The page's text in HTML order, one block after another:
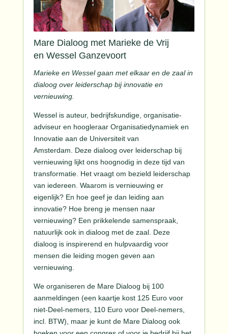
Mare Dialoog met Marieke de Vrij
en Wessel Ganzevoort
Marieke en Wessel gaan met elkaar en de zaal in
dialoog over leiderschap bij innovatie en
vernieuwing.
Wessel is auteur, bedrijfskundige, organisatie-
adviseur en hoogleraar Organisatiedynamiek en
Innovatie aan de Universiteit van
Amsterdam. Deze dialoog over leiderschap bij
vernieuwing lijkt ons hoognodig in deze tijd van
transformatie. Het vraagt om bezield leiderschap
van iedereen. Waarom is vernieuwing er
eigenlijk? En hoe geef je dan leiding aan
innovatie? Hoe breng je mensen naar
vernieuwing? Een prikkelende samenspraak,
natuurlijk ook in dialoog met de zaal. Deze
dialoog is inspirerend en hulpvaardig voor
mensen die leiding mogen geven aan
vernieuwing.
We organiseren de Mare Dialoog bij 100
aanmeldingen (een kaartje kost 125 Euro voor
niet-Deel-nemers, 110 Euro voor Deel-nemers,
incl. BTW), maar je kunt de Mare Dialoog ook